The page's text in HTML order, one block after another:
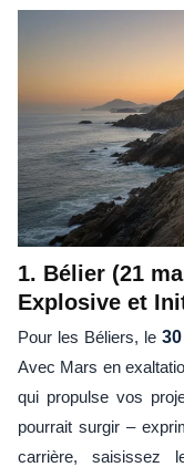
1. Bélier (21
Explosive et
Pour les Béliers, le
Avec Mars en
qui propulse vos
pourrait surgir –
carrière, saisissez